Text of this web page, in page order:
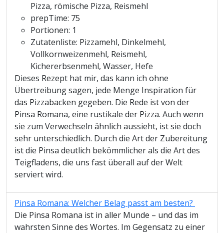
Pizza, römische Pizza, Reismehl
prepTime: 75
Portionen: 1
Zutatenliste: Pizzamehl, Dinkelmehl,
Vollkornweizenmehl, Reismehl,
Kichererbsenmehl, Wasser, Hefe
Dieses Rezept hat mir, das kann ich ohne
Übertreibung sagen, jede Menge Inspiration für
das Pizzabacken gegeben. Die Rede ist von der
Pinsa Romana, eine rustikale der Pizza. Auch wenn
sie zum Verwechseln ähnlich aussieht, ist sie doch
sehr unterschiedlich. Durch die Art der Zubereitung
ist die Pinsa deutlich bekömmlicher als die Art des
Teigfladens, die uns fast überall auf der Welt
serviert wird.
Pinsa Romana: Welcher Belag passt am besten?
Die Pinsa Romana ist in aller Munde – und das im
wahrsten Sinne des Wortes. Im Gegensatz zu einer